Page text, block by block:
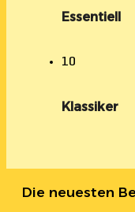
Essentiell
10
Klassiker
Die neuesten